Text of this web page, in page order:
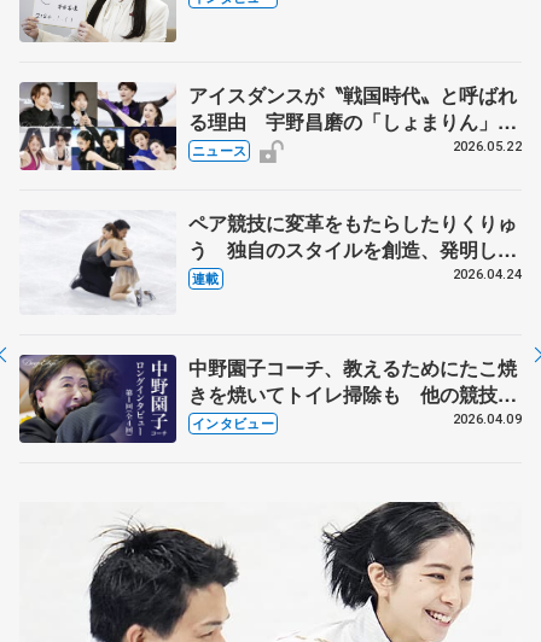
アイスダンスが〝戦国時代〟と呼ばれ
る理由 宇野昌磨の「しょまりん」ら
実力者が相次いで参戦 国内の競争激
ニュース 2026.05.22
ペア競技に変革をもたらしたりくりゅ
う 独自のスタイルを創造、発明した
【引退発表後②】
連載 2026.04.24
中野園子コーチ、教えるためにたこ焼
きを焼いてトイレ掃除も 他の競技に
も通用するという坂本花織の筋肉
インタビュー 2026.04.09